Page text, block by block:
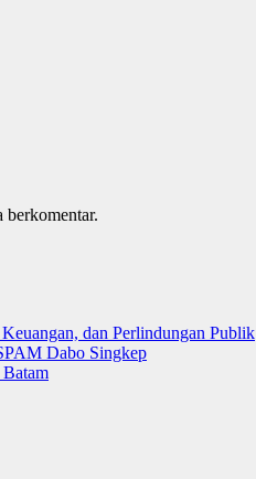
berkomentar.
dan Perlindungan Publik
Dabo Singkep